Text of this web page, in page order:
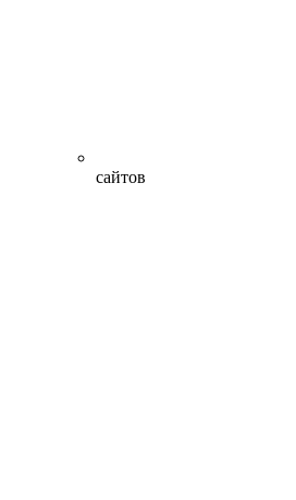
сайтов